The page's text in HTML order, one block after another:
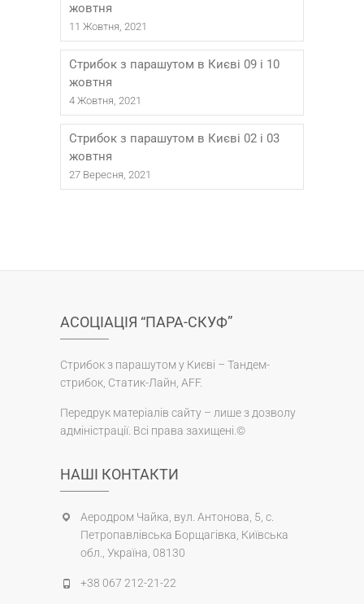
жовтня
11 Жовтня, 2021
Стрибок з парашутом в Києві 09 і 10
жовтня
4 Жовтня, 2021
Стрибок з парашутом в Києві 02 і 03
жовтня
27 Вересня, 2021
АСОЦІАЦІЯ “ПАРА-СКУФ”
Стрибок з парашутом у Києві – Тандем-
стрибок, Статик-Лайн, AFF.
Передрук матеріалів сайту – лише з дозволу
адміністрації. Всі права захищені.©
НАШІ КОНТАКТИ
Аеродром Чайка, вул. Антонова, 5, с.
Петропавлівська Борщагівка, Київська
обл., Україна, 08130
+38 067 212-21-22